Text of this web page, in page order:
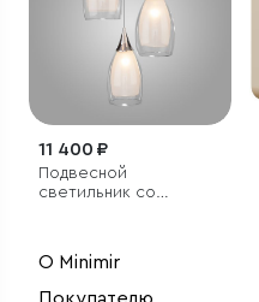
11 400 ₽
Подвесной
светильник со
О Minimir